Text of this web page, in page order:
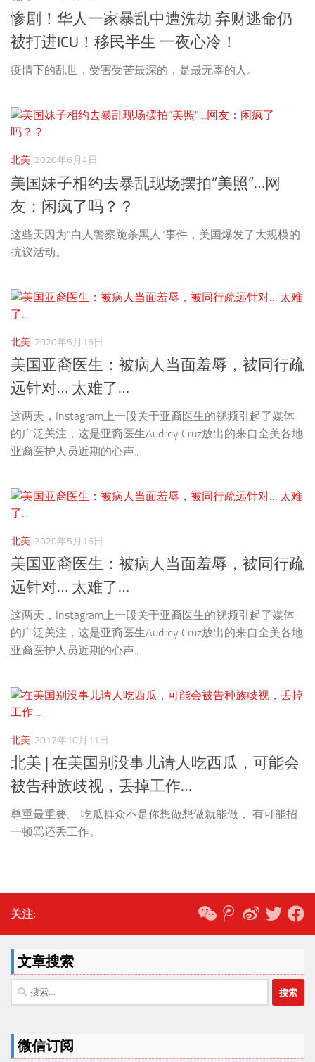
惨剧！华人一家暴乱中遭洗劫 弃财逃命仍
被打进ICU！移民半生 一夜心冷！
疫情下的乱世，受害受苦最深的，是最无辜的人。
北美 2020年6月4日
美国妹子相约去暴乱现场摆拍”美照”…网
友：闲疯了吗？？
这些天因为“白人警察跪杀黑人”事件，美国爆发了大规模的
抗议活动。
北美 2020年5月16日
美国亚裔医生：被病人当面羞辱，被同行疏
远针对… 太难了…
这两天，Instagram上一段关于亚裔医生的视频引起了媒体
的广泛关注，这是亚裔医生Audrey Cruz放出的来自全美各地
亚裔医护人员近期的心声。
北美 2020年5月16日
美国亚裔医生：被病人当面羞辱，被同行疏
远针对… 太难了…
这两天，Instagram上一段关于亚裔医生的视频引起了媒体
的广泛关注，这是亚裔医生Audrey Cruz放出的来自全美各地
亚裔医护人员近期的心声。
北美 2017年10月11日
北美 | 在美国别没事儿请人吃西瓜，可能会
被告种族歧视，丢掉工作…
尊重最重要。 吃瓜群众不是你想做想做就能做， 有可能招
一顿骂还丢工作。
关注:
文章搜索
搜
索：
微信订阅